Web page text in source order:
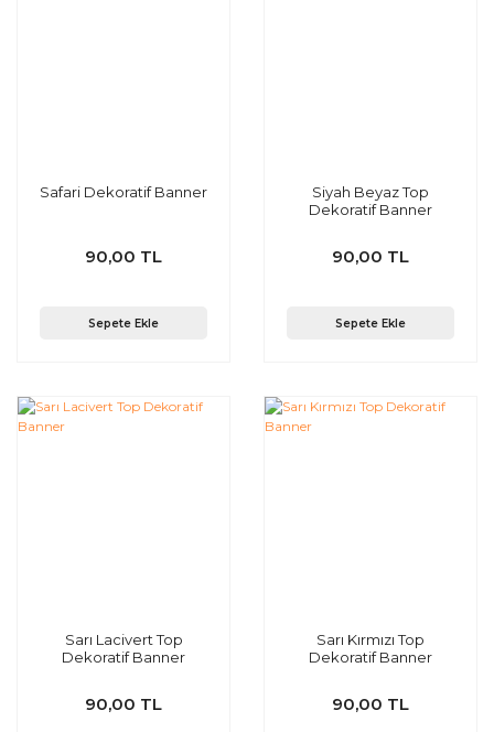
Safari Dekoratif Banner
90,00 TL
Sepete Ekle
Siyah Beyaz Top
Dekoratif Banner
90,00 TL
Sepete Ekle
Sarı Lacivert Top
Dekoratif Banner
90,00 TL
Sarı Kırmızı Top
Dekoratif Banner
90,00 TL